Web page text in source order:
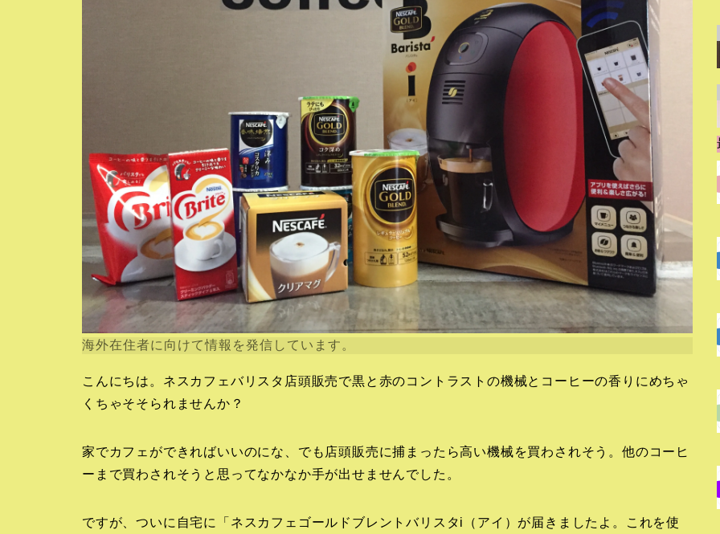
海外在住者に向けて情報を発信しています。
こんにちは。ネスカフェバリスタ店頭販売で黒と赤のコントラストの機械とコーヒーの香りにめちゃ
くちゃそそられませんか？
家でカフェができればいいのにな、でも店頭販売に捕まったら高い機械を買わされそう。他のコーヒ
ーまで買わされそうと思ってなかなか手が出せませんでした。
ですが、ついに自宅に「ネスカフェゴールドブレントバリスタi（アイ）が届きましたよ。これを使